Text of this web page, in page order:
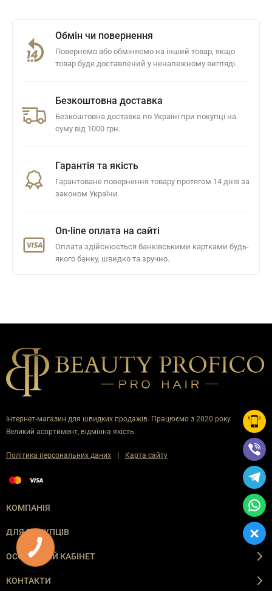
Обмін чи повернення
Повернемо або обміняємо на інший товар, якщо
товар буде доставлений у неналежному вигляді.
Безкоштовна доставка
Безкоштовна доставка по Україні при покупці на
суму від 1000 грн.
Гарантія та якість
Гарантоване повернення товару протягом 14 днів за
законом України
On-line оплата на сайті
Оплата здійснюється банківськими картками будь-
якого банку, швидко та зручно.
Інтернет-магазин для швидких продажів. Працюємо з 2020 року.
Великий асортимент, відмінна якість.
Політика персональних даних | Карта сайту
КОМПАНІЯ
ДЛЯ ПОКУПЦІВ
ОСОБИСТИЙ КАБІНЕТ
КОНТАКТИ